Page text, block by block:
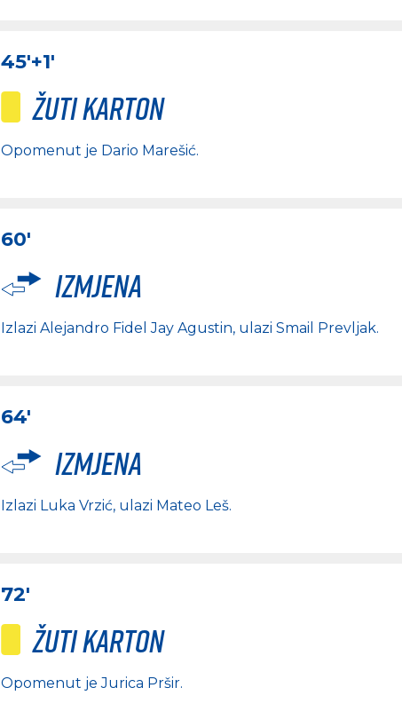
45'+1'
Žuti karton
Opomenut je Dario Marešić.
60'
Izmjena
Izlazi Alejandro Fidel Jay Agustin, ulazi Smail Prevljak.
64'
Izmjena
Izlazi Luka Vrzić, ulazi Mateo Leš.
72'
Žuti karton
Opomenut jeJurica Pršir.